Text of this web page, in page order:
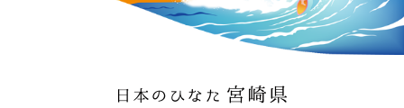
日本のひなた 宮崎県